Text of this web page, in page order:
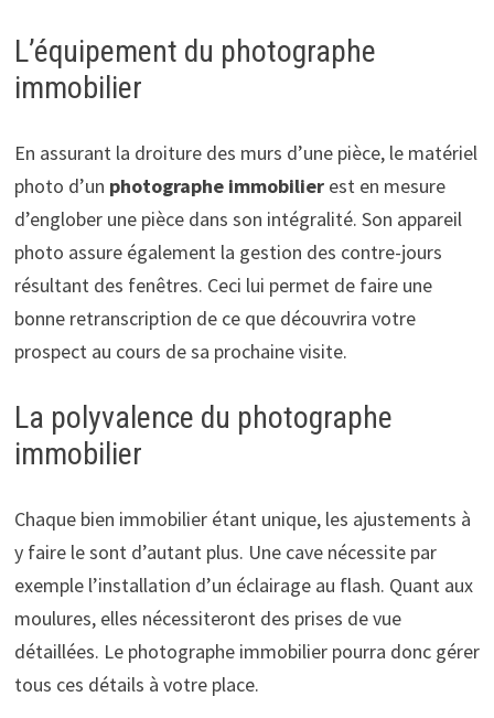
L’équipement du photographe
immobilier
En assurant la droiture des murs d’une pièce, le matériel
photo d’un photographe immobilierest en mesure
d’englober une pièce dans son intégralité. Son appareil
photo assure également la gestion des contre-jours
résultant des fenêtres. Ceci lui permet de faire une
bonne retranscription de ce que découvrira votre
prospect au cours de sa prochaine visite.
La polyvalence du photographe
immobilier
Chaque bien immobilier étant unique, les ajustements à
y faire le sont d’autant plus. Une cave nécessite par
exemple l’installation d’un éclairage au flash. Quant aux
moulures, elles nécessiteront des prises de vue
détaillées. Le photographe immobilier pourra donc gérer
tous ces détails à votre place.